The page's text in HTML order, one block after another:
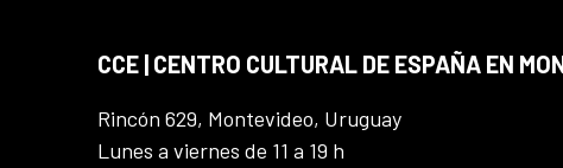
CCE | CENTRO CULTURAL DE ESPAÑA EN
Rincón 629, Montevideo, Uruguay
Lunes a viernes de 11 a 19 h